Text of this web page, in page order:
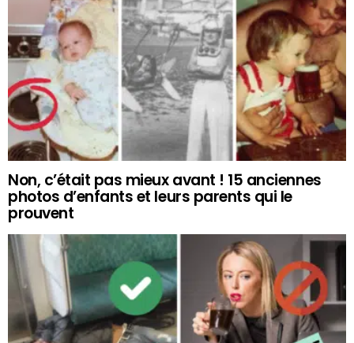
Non, c’était pas mieux avant ! 15 anciennes
photos d’enfants et leurs parents qui le
prouvent